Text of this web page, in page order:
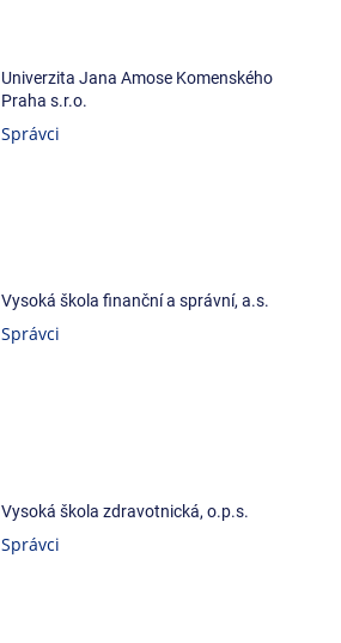
Univerzita Jana Amose Komenského
Praha s.r.o.
Správci
Vysoká škola finanční a správní, a.s.
Správci
Vysoká škola zdravotnická, o.p.s.
Správci